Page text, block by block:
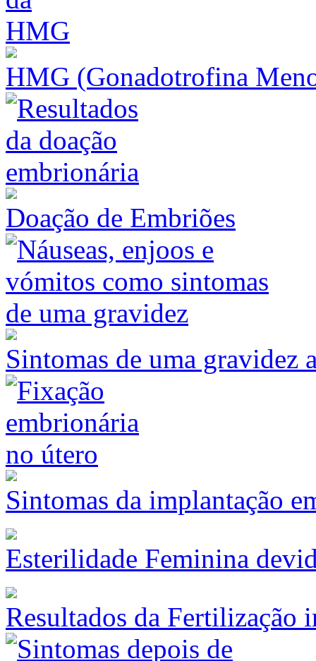
HMG (Gonadotrofina
Doação de Embriões
Sintomas de uma gravidez
Sintomas da implantação
Esterilidade Feminina
Resultados da Fertilização